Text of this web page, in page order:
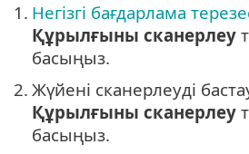
1. Негізгі бағдарлама
Құрылғыны сканерлеу
басыңыз.
2. Жүйені сканерлеуді
Құрылғыны сканерлеу
басыңыз.